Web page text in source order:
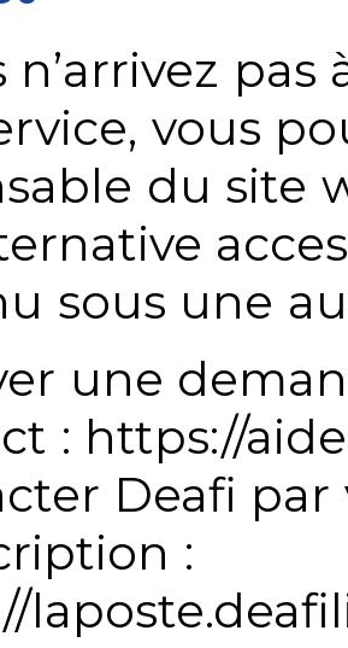
n’arrivez
vous
du site
sous une
une
: https://
Deafi
: